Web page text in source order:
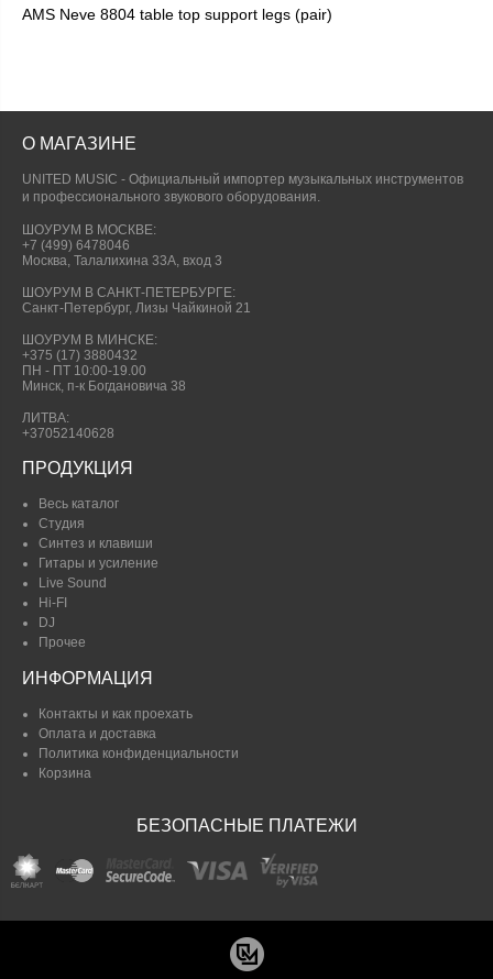
AMS Neve 8804 table top support legs (pair)
О МАГАЗИНЕ
UNITED MUSIC - Официальный импортер музыкальных инструментов
и профессионального звукового оборудования.
ШОУРУМ В МОСКВЕ:
+7 (499) 6478046
Москва, Талалихина 33А, вход 3
ШОУРУМ В САНКТ-ПЕТЕРБУРГЕ:
Санкт-Петербург, Лизы Чайкиной 21
ШОУРУМ В МИНСКЕ:
+375 (17) 3880432
ПН - ПТ 10:00-19.00
Минск, п-к Богдановича 38
ЛИТВА:
+37052140628
ПРОДУКЦИЯ
Весь каталог
Студия
Синтез и клавиши
Гитары и усиление
Live Sound
Hi-FI
DJ
Прочее
ИНФОРМАЦИЯ
Контакты и как проехать
Оплата и доставка
Политика конфиденциальности
Корзина
БЕЗОПАСНЫЕ ПЛАТЕЖИ